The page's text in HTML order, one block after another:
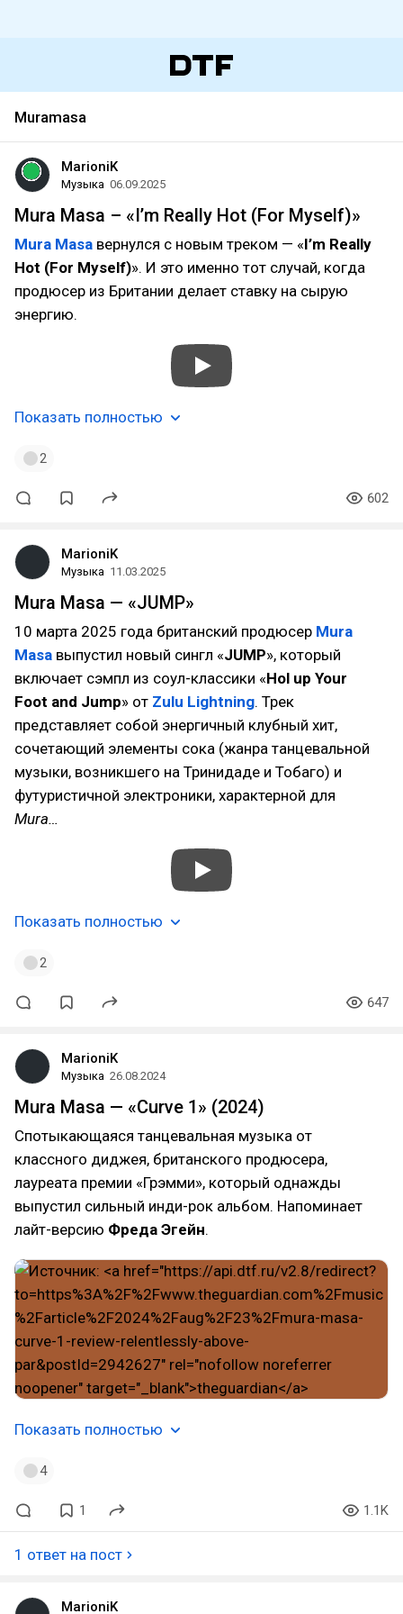
Muramasa
MarioniK
Музыка 06.09.2025
Mura Masa – «I’m Really Hot (For Myself)»
Mura Masa вернулся с новым треком — «I’m Really
Hot (For Myself)». И это именно тот случай, когда
продюсер из Британии делает ставку на сырую
энергию.
Показать полностью
2
602
MarioniK
Музыка 11.03.2025
Mura Masa — «JUMP»
10 марта 2025 года британский продюсер Mura
Masa выпустил новый сингл «JUMP», который
включает сэмпл из соул-классики «Hol up Your
Foot and Jump» от Zulu Lightning. Трек
представляет собой энергичный клубный хит,
сочетающий элементы сока (жанра танцевальной
музыки, возникшего на Тринидаде и Тобаго) и
футуристичной электроники, характерной для
Mura…
Показать полностью
2
647
MarioniK
Музыка 26.08.2024
Mura Masa — «Curve 1» (2024)
Спотыкающаяся танцевальная музыка от
классного диджея, британского продюсера,
лауреата премии «Грэмми», который однажды
выпустил сильный инди-рок альбом. Напоминает
лайт-версию Фреда Эгейн.
Показать полностью
4
1 1.1K
1 ответ на пост
MarioniK